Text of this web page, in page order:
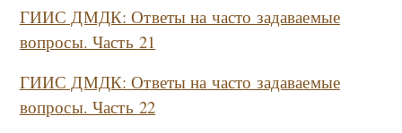
ГИИС ДМДК: Ответы на часто задаваемые
вопросы. Часть 21
ГИИС ДМДК: Ответы на часто задаваемые
вопросы. Часть 22